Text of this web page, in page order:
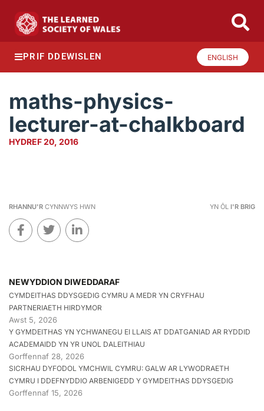
PRIF DDEWISLEN ENGLISH
maths-physics-
lecturer-at-chalkboard
HYDREF 20, 2016
RHANNU'R CYNNWYS HWN YN ÔL I'R BRIG
NEWYDDION DIWEDDARAF
CYMDEITHAS DDYSGEDIG CYMRU A MEDR YN CRYFHAU
PARTNERIAETH HIRDYMOR
Awst 5, 2026
Y GYMDEITHAS YN YCHWANEGU EI LLAIS AT DDATGANIAD AR RYDDID
ACADEMAIDD YN YR UNOL DALEITHIAU
Gorffennaf 28, 2026
SICRHAU DYFODOL YMCHWIL CYMRU: GALW AR LYWODRAETH
CYMRU I DDEFNYDDIO ARBENIGEDD Y GYMDEITHAS DDYSGEDIG
Gorffennaf 15, 2026